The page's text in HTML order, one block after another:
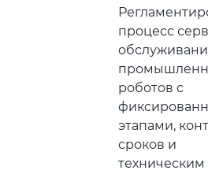
процесс
роботов с
этапами,
сроков и
техническим